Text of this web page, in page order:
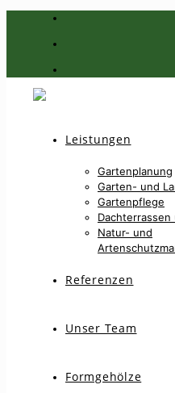
Leistungen
Gartenplanung
Garten- und
Gartenpflege
Dachterrassen
Natur- und
Referenzen
Unser Team
Formgehölze